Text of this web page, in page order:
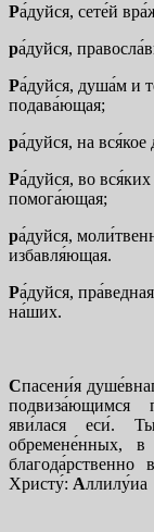
Ра́дуйся, сете́й
ра́дуйся,
Ра́дуйся, душа́м и
подава́ющая;
ра́дуйся, на
Ра́дуйся, во
помога́ющая;
ра́дуйся,
избавля́ющая.
Ра́дуйся,
на́ших.
Спасени́я
подвиза́ющимся
яви́лася еси́.
обремене́нных,
Христу́: Аллилу́иа